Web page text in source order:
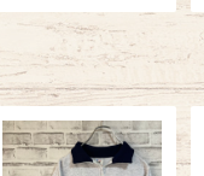
軍 シャツジャケット フレ
クターカモ フレックカモ
フレックターンカモ カモ
柄 迷彩 国旗 ドイツ ユ
ーロミリタリー ユーロ
古着